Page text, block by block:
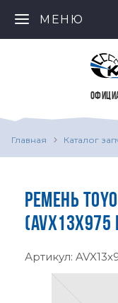
МЕНЮ
Главная Каталог
РЕМЕНЬ
(AVX13X975
Артикул: